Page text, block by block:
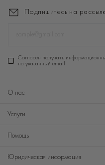
Подпишитесь на
Cогласен получать
на указанный email
О нас
Услуги
Помощь
Юридическая информация